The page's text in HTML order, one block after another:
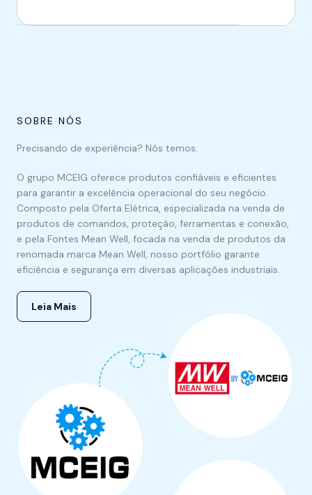
SOBRE NÓS
Precisando de experiência? Nós temos.
O grupo MCEIG oferece produtos confiáveis e eficientes
para garantir a excelência operacional do seu negócio.
Composto pela Oferta Elétrica, especializada na venda de
produtos de comandos, proteção, ferramentas e conexão,
e pela Fontes Mean Well, focada na venda de produtos da
renomada marca Mean Well, nosso portfólio garante
eficiência e segurança em diversas aplicações industriais.
Leia Mais